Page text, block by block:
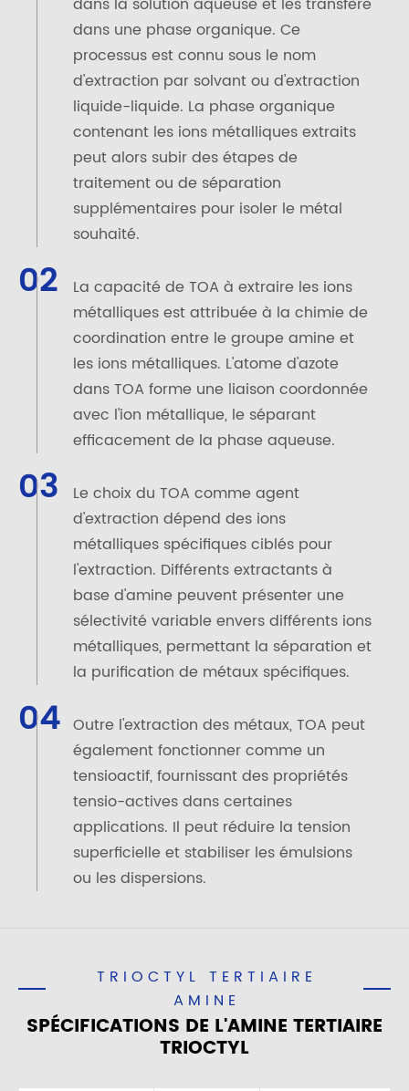
dans une phase organique. Ce
processus est connu sous le nom
d'extraction par solvant ou d'extraction
liquide-liquide. La phase organique
contenant les ions métalliques extraits
peut alors subir des étapes de
traitement ou de séparation
supplémentaires pour isoler le métal
souhaité.
02
La capacité de TOA à extraire les ions
métalliques est attribuée à la chimie de
coordination entre le groupe amine et
les ions métalliques. L'atome d'azote
dans TOA forme une liaison coordonnée
avec l'ion métallique, le séparant
efficacement de la phase aqueuse.
03
Le choix du TOA comme agent
d'extraction dépend des ions
métalliques spécifiques ciblés pour
l'extraction. Différents extractants à
base d'amine peuvent présenter une
sélectivité variable envers différents ions
métalliques, permettant la séparation et
la purification de métaux spécifiques.
04 Outre l'extraction des métaux, TOA peut
également fonctionner comme un
tensioactif, fournissant des propriétés
tensio-actives dans certaines
applications. Il peut réduire la tension
superficielle et stabiliser les émulsions
ou les dispersions.
TRIOCTYL TERTIAIRE
AMINE
SPÉCIFICATIONS DE L'AMINE TERTIAIRE
TRIOCTYL